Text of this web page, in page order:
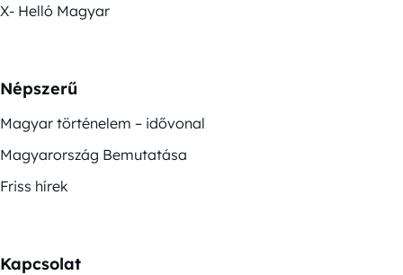
X- Helló Magyar
Népszerű
Magyar történelem – idővonal
Magyarország Bemutatása
Friss hírek
Kapcsolat